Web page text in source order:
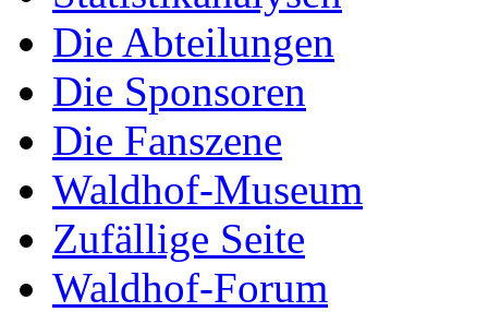
Die Abteilungen
Die Sponsoren
Die Fanszene
Waldhof-Museum
Zufällige Seite
Waldhof-Forum